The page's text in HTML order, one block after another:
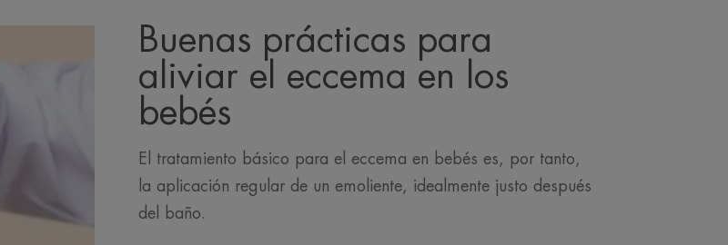
Buenas prácticas para
aliviar el eccema en los
bebés
El tratamiento básico para el eccema en bebés es, por tanto,
la aplicación regular de un emoliente, idealmente justo después
del baño.